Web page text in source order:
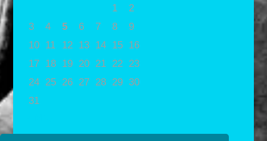
1
2
3
4 5 6 7 8
9
10
11 12 13 14 15
16
17
18 19 20 21 22
23
24
25 26 27 28 29 30
31